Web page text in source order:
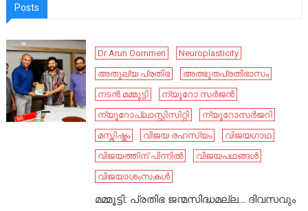
Posts
Dr Arun Oommen
Neuroplasticity
അതുല്യ പ്രതിഭ
അത്ഭുതപ്രതിഭാസം
നടൻ മമ്മൂട്ടി
ന്യൂറോ സർജൻ
ന്യൂറോപ്ലാസ്റ്റിസിറ്റി
ന്യൂറോസർജറി
മസ്തിഷ്കം
വിജയ രഹസ്യം
വിജയഗാഥ
വിജയത്തിന് പിന്നിൽ
വിജയപഥങ്ങൾ
വിജയാശംസകൾ
മമ്മൂട്ടി: പ്രതിഭ ജന്മസിദ്ധമല്ല… ദിവസവും